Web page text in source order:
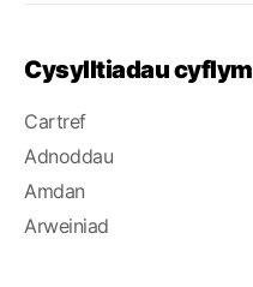
Cysylltiadau cyflym
Cartref
Adnoddau
Amdan
Arweiniad